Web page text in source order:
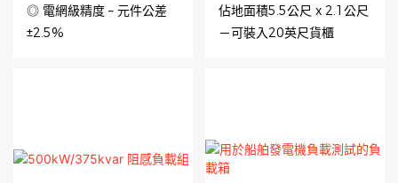
◎ 電網級精度 – 元件公差
±2.5%
佔地面積5.5公尺 x 2.1公尺
－可裝入20英尺貨櫃